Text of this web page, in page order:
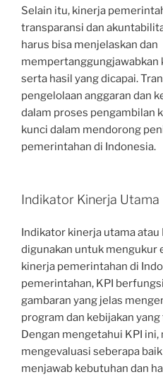
Selain itu, kinerja
transparansi dan
harus bisa menjelaskan dan
mempertanggungjawabkan
serta hasil yang dicapai.
pengelolaan anggaran dan
dalam proses pengambilan
kunci dalam mendorong
pemerintahan di Indonesia.
Indikator Kinerja Utama
Indikator kinerja utama atau
digunakan untuk mengukur
kinerja pemerintahan di
pemerintahan, KPI
gambaran yang jelas
program dan kebijakan
Dengan mengetahui KPI ini,
mengevaluasi seberapa
menjawab kebutuhan dan